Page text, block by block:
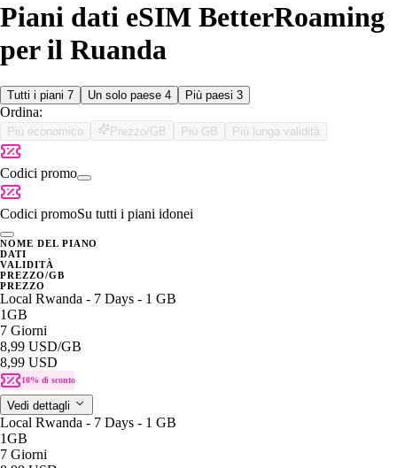
Piani dati eSIM BetterRoaming
per il Ruanda
Tutti i piani 7 Un solo paese 4 Più paesi 3
Ordina:
Più economico Prezzo/GB Più GB Più lunga validità
Codici promo
Codici promoSu tutti i piani idonei
NOME DEL PIANO
DATI
VALIDITÀ
PREZZO/GB
PREZZO
Local Rwanda - 7 Days - 1 GB
1GB
7 Giorni
8,99 USD/GB
8,99 USD
10% di sconto
Vedi dettagli
Local Rwanda - 7 Days - 1 GB
1GB
7 Giorni